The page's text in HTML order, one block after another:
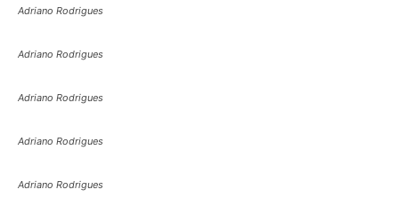
Adriano Rodrigues
Adriano Rodrigues
Adriano Rodrigues
Adriano Rodrigues
Adriano Rodrigues